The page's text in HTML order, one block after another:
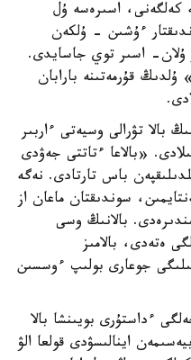
كەلگەنى، اسىرەسە ۇل
ءۇشىن - ۇلكەن
ۇلان- اسىر توي جاسايدى.
ۇلدىڭ قۇرمەتىنە بارابان
بالا تۋرالى وسيەتى ءاربىر
«بالاعا ءتاتتى جەۋدى
باس تارتادى. نەگە
سوندىقتان ماعان از
بالانىڭ وسى
ەتەدى، بالامىز
جوعارى بولىپ ءوسسىن
ءداستۇرى بويىنشا بالا
اينالىسۋدى قولعا الۋ